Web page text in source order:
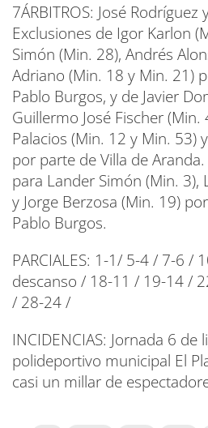
7ÁRBITROS: José
Exclusiones de Igor Karlon
Simón (Min. 28), Andrés
Adriano (Min. 18 y Min. 21)
Pablo Burgos, y de Javier
Guillermo José Fischer (Min.
Palacios (Min. 12 y Min. 53)
por parte de Villa de
para Lander Simón (Min. 3),
y Jorge Berzosa (Min. 19)
Pablo Burgos.
PARCIALES: 1-1/ 5-4 / 7-6 /
descanso / 18-11 / 19-14 /
/ 28-24 /
INCIDENCIAS: Jornada 6 de
polideportivo municipal El
casi un millar de